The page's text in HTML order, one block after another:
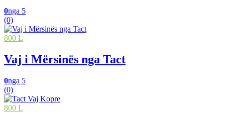
0nga 5
(0)
800 L
Vaj i Mërsinës nga Tact
0nga 5
(0)
800 L